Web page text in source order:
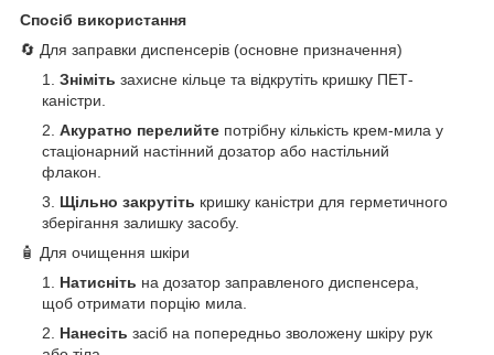
Спосіб використання
🔄 Для заправки диспенсерів (основне призначення)
Зніміть захисне кільце та відкрутіть кришку ПЕТ-
каністри.
Акуратно перелийте потрібну кількість крем-мила у
стаціонарний настінний дозатор або настільний
флакон.
Щільно закрутіть кришку каністри для герметичного
зберігання залишку засобу.
🧴 Для очищення шкіри
Натисніть на дозатор заправленого диспенсера,
щоб отримати порцію мила.
Нанесіть засіб на попередньо зволожену шкіру рук